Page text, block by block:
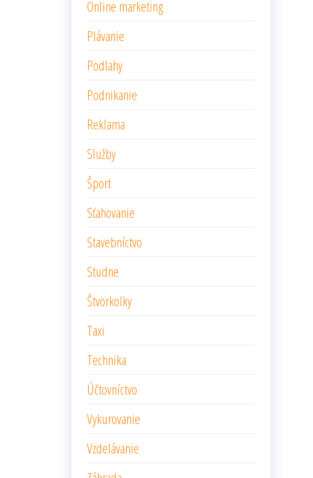
Online marketing
Plávanie
Podlahy
Podnikanie
Reklama
Služby
Šport
Sťahovanie
Stavebníctvo
Studne
Štvorkolky
Taxi
Technika
Účtovníctvo
Vykurovanie
Vzdelávanie